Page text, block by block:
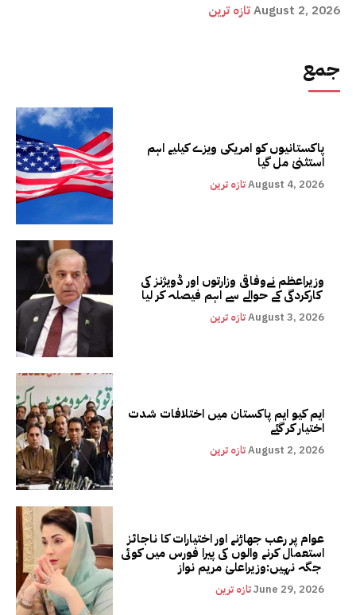
تازہ ترینAugust 2, 2026
جمع
پاکستانیوں کو امریکی ویزے کیلیے اہم
استثنیٰ مل گیا
تازہ ترینAugust 4, 2026
وزیراعظم نےوفاقی وزارتوں اور ڈویژنز کی
کارکردگی کے حوالے سے اہم فیصلہ کر لیا
تازہ ترینAugust 3, 2026
ایم کیو ایم پاکستان میں اختلافات شدت
اختیار کر گئے
تازہ ترینAugust 2, 2026
عوام پر رعب جھاڑنے اور اختیارات کا ناجائز
استعمال کرنے والوں کی پیرا فورس میں کوئی
تازہ ترینJune 29, 2026